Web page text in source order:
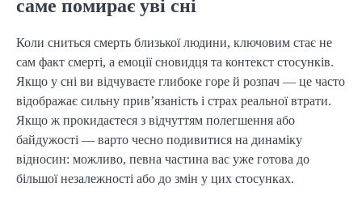
саме помирає уві сні
Коли сниться смерть близької людини, ключовим стає не
сам факт смерті, а емоції сновидця та контекст стосунків.
Якщо у сні ви відчуваєте глибоке горе й розпач — це часто
відображає сильну прив’язаність і страх реальної втрати.
Якщо ж прокидаєтеся з відчуттям полегшення або
байдужості — варто чесно подивитися на динаміку
відносин: можливо, певна частина вас уже готова до
більшої незалежності або до змін у цих стосунках.